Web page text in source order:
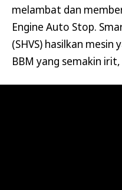
melambat dan
Engine Auto Stop.
(SHVS) hasilkan mesin
BBM yang semakin